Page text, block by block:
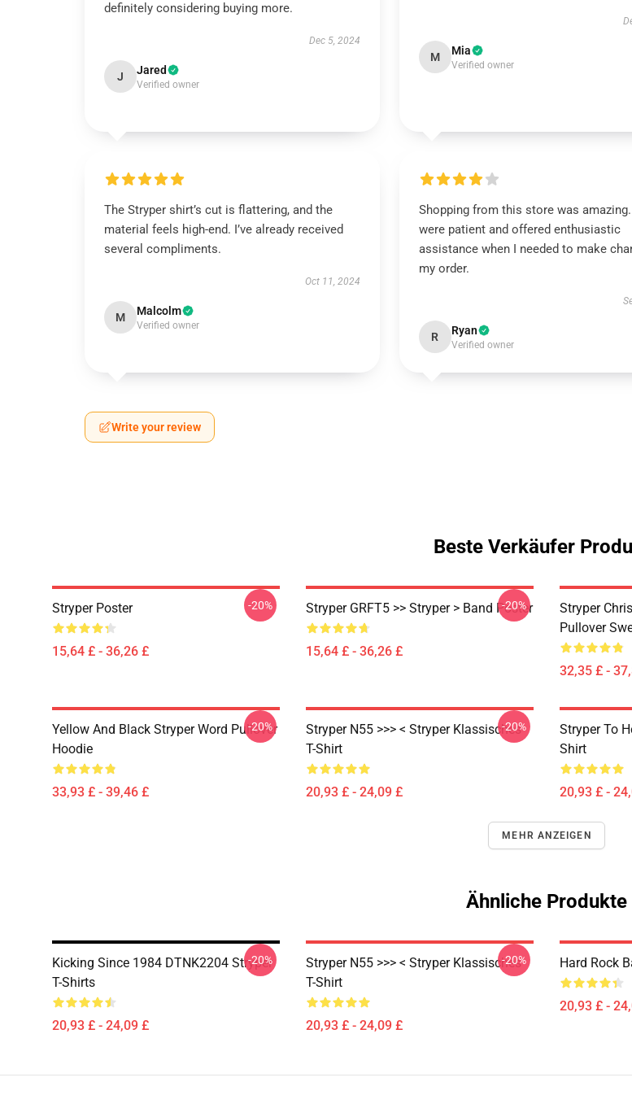
definitely considering buying more.
Dec 5, 2024
J Jared
Verified owner
M Mia
Verified owner
The Stryper shirt’s cut is flattering, and the
material feels high-end. I’ve already received
several compliments.
Oct 11, 2024
M Malcolm
Verified owner
Shopping from this store was
were patient and offered enthusiastic
assistance when I needed to make
my order.
R Ryan
Verified owner
Write your review
Beste Verkäufer
Stryper Poster
15,64 £ - 36,26 £
-20% Stryper GRFT5 >> Stryper > Band Poster
15,64 £ - 36,26 £
-20%
Stryper
Pullover
32,35 £ -
Yellow And Black Stryper Word Pullover
Hoodie
33,93 £ - 39,46 £
-20%
Stryper N55 >>> < Stryper Klassisches
T-Shirt
20,93 £ - 24,09 £
-20%
Stryper To
Shirt
20,93 £ -
MEHR ANZEIGEN
Ähnliche Produkte
Kicking Since 1984 DTNK2204 Stryper
T-Shirts
20,93 £ - 24,09 £
-20%
Stryper N55 >>> < Stryper Klassisches
T-Shirt
20,93 £ - 24,09 £
-20% Hard Rock
20,93 £ -